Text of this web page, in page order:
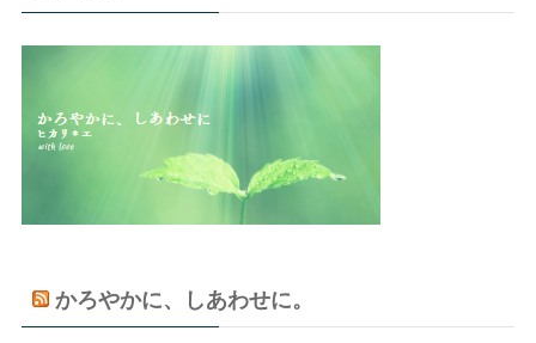
かろやかに、しあわせに。